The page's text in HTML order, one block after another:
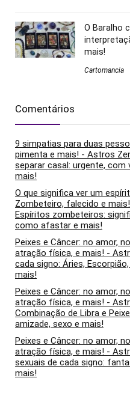
O Baralho
mais!
Cartomancia
Comentários
9 simpatias para duas
pimenta e mais! - Astros
separar casal: urgente, com
mais!
O que significa ver um
Zombeteiro, falecido e
Espíritos zombeteiros:
como afastar e mais!
Peixes e Câncer: no amor,
atração física, e mais! -
cada signo: Áries,
mais!
Peixes e Câncer: no amor,
atração física, e mais! -
Combinação de Libra e
amizade, sexo e mais!
Peixes e Câncer: no amor,
atração física, e mais! -
sexuais de cada signo:
mais!